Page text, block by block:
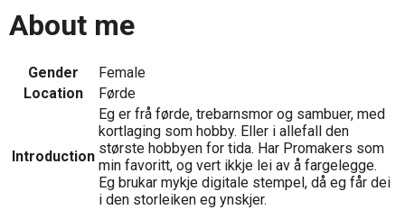
About me
Gender
Female
Location
Førde
Introduction
Eg er frå førde, trebarnsmor og sambuer, med
kortlaging som hobby. Eller i allefall den
største hobbyen for tida. Har Promakers som
min favoritt, og vert ikkje lei av å fargelegge.
Eg brukar mykje digitale stempel, då eg får dei
i den storleiken eg ynskjer.